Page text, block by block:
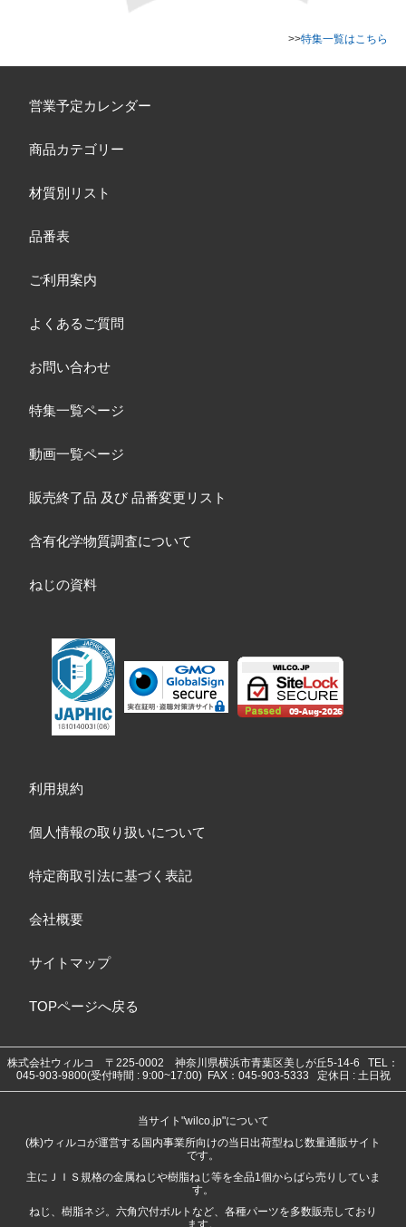
>>特集一覧はこちら
営業予定カレンダー
商品カテゴリー
材質別リスト
品番表
ご利用案内
よくあるご質問
お問い合わせ
特集一覧ページ
動画一覧ページ
販売終了品 及び品番変更リスト
含有化学物質調査について
ねじの資料
利用規約
個人情報の取り扱いについて
特定商取引法に基づく表記
会社概要
サイトマップ
TOPページへ戻る
株式会社ウィルコ 〒225-0002 神奈川県横浜市青葉区美しが丘5-14-6
TEL：
045-903-9800(受付時間 : 9:00~17:00) FAX：045-903-5333 定休日 : 土日祝
当サイト"wilco.jp"について
(株)ウィルコが運営する国内事業所向けの当日出荷型ねじ数量通販サイト
です。
主にＪＩＳ規格の金属ねじや樹脂ねじ等を全品1個からばら売りしていま
す。
ねじ、樹脂ネジ。六角穴付ボルトなど、各種パーツを多数販売しており